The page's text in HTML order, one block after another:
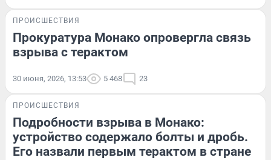
ПРОИСШЕСТВИЯ
Прокуратура Монако опровергла связь
взрыва с терактом
30 июня, 2026, 13:53 5 468 23
ПРОИСШЕСТВИЯ
Подробности взрыва в Монако:
устройство содержало болты и дробь.
Его назвали первым терактом в стране